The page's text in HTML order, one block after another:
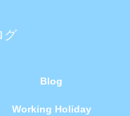
グ
Blog
Working Holiday